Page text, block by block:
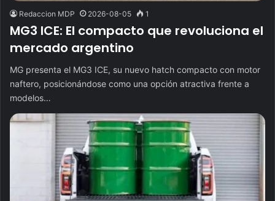
Redaccion MDP 2026-08-05 1
MG3 ICE: El compacto que revoluciona el
mercado argentino
MG presenta el MG3 ICE, su nuevo hatch compacto con motor
naftero, posicionándose como una opción atractiva frente a
modelos…